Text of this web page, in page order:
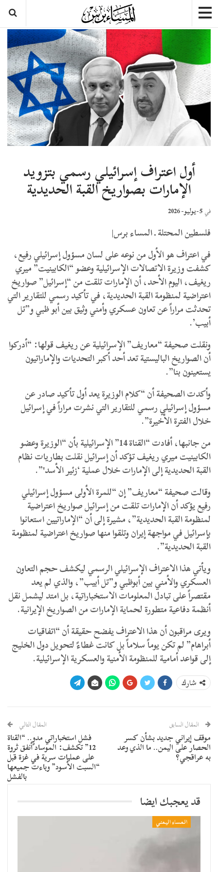
أول اعتراف إسرائيلي رسمي بتزويد
الإمارات بصواريخ القبة الحديدية
في 5-يوليو- 2026
فلسطين المحتلة ـ المساء برس|
في اعتراف هو الأول من نوعه على لسان مسؤول إسرائيلي رفيع،
كشفت وزيرة الاتصالات الإسرائيلية وعضو “الكابينيت” ميري
ريغيف، اليوم الأحد، أن الإمارات تلقت من “إسرائيل” صواريخ
اعتراضية لمنظومة القبة الحديدية، في تأكيد رسمي للتقارير التي
تحدثت مراراً عن تعاون عسكري وأمني وثيق بين أبو ظبي و”تل
أبيب’.
ونقلت صحيفة “معاريف” الإسرائيلية عن ريغيف قولها: “أدركوا
أن الصواريخ الباليستية تعد أحد أكبر التحديات والإماراتيون
يستعينون بنا”.
وأكدت الصحيفة أن “كلام الوزيرة يعد أول تأكيد صادر عن
مسؤول إسرائيلي رسمي للتقارير التي نشرت مراراً في إسرائيل
خلال الفترة الأخيرة”.
من جانبها، أفادت “القناة 14” الإسرائيلية بأن “الوزيرة وعضو
الكابينيت ميري ريغيف تؤكد أن إسرائيل نقلت بطاريات نظام
القبة الحديدية إلى الإمارات خلال عملية ‘زئير الأسد'”.
وقالت صحيفة “معاريف” إن “للمرة الأولى مسؤول إسرائيلي
رفيع يؤكد أن الإمارات تلقت من إسرائيل صواريخ اعتراضية
لمنظومة القبة الحديدية”، مشيرة إلى أن “الإماراتيين استعانوا
بإسرائيل في مواجهة إيران وتلقوا منها صواريخ اعتراضية لمنظومة
القبة الحديدية”.
ويأتي هذا الاعتراف الإسرائيلي الرسمي ليكشف حجم التعاون
العسكري والأمني بين أبوظبي و”تل أبيب”، والذي لم يعد
مقتصراً على تبادل المعلومات الاستخباراتية، بل امتد ليشمل نقل
أنظمة دفاعية متطورة لحماية الإمارات من الصواريخ الإيرانية.
ويرى مراقبون أن هذا الاعتراف يفضح حقيقة أن “اتفاقيات
أبراهام” لم تكن يوماً سلاماً بل كانت غطاءً لتحويل دول الخليج
إلى قواعد أمامية للمنظومة الأمنية والعسكرية الإسرائيلية.
شارك
المقال السابق
موقف إيراني جديد بشأن كسر
الحصار على اليمن.. ما الذي وعد
به عراقجي؟
المقال التالي
فشل استخباراتي مدوٍ.. “القناة
12” تكشف: الموساد أنفق ثروة
على عمليات سرية في غزة قبل
“السبت الأسود” وباءت جميعها
بالفشل
قد يعجبك ايضا
المساء اليمني